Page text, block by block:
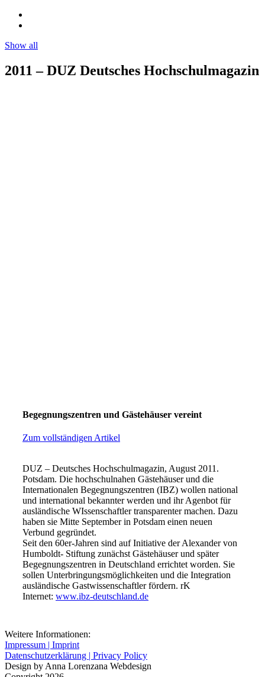
Show all
2011 – DUZ Deutsches Hochschulmagazin
Begegnungszentren und Gästehäuser vereint
Zum vollständigen Artikel
DUZ – Deutsches Hochschulmagazin, August 2011.
Potsdam. Die hochschulnahen Gästehäuser und die
Internationalen Begegnungszentren (IBZ) wollen national
und international bekannter werden und ihr Agenbot für
ausländische WIssenschaftler transparenter machen. Dazu
haben sie Mitte September in Potsdam einen neuen
Verbund gegründet.
Seit den 60er-Jahren sind auf Initiative der Alexander von
Humboldt- Stiftung zunächst Gästehäuser und später
Begegnungszentren in Deutschland errichtet worden. Sie
sollen Unterbringungsmöglichkeiten und die Integration
ausländische Gastwissenschaftler fördern. rK
Internet: www.ibz-deutschland.de
Weitere Informationen:
Impressum | Imprint
Datenschutzerklärung | Privacy Policy
Design by Anna Lorenzana Webdesign